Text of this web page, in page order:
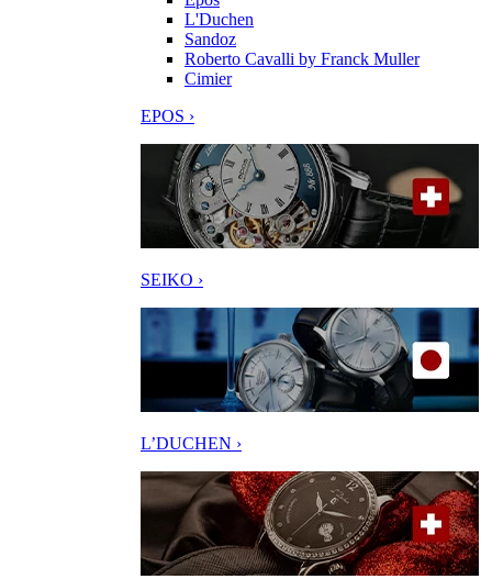
L'Duchen
Sandoz
Roberto Cavalli by Franck Muller
Cimier
EPOS ›
SEIKO ›
L’DUCHEN ›